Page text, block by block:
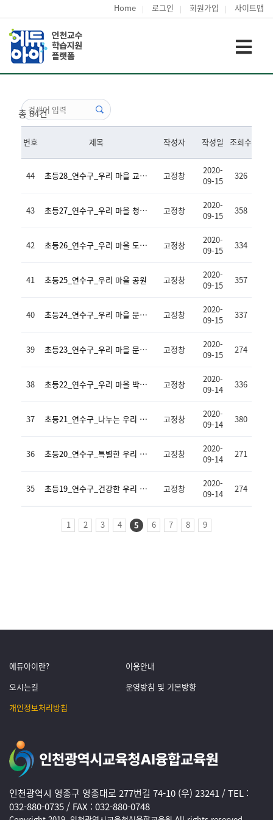
Home 로그인 회원가입 사이트맵
총 84건
번호 제목 작성자 작성일 조회수
44 초등28_연수구_우리 마을 교육시설 고정창
2020-
09-15
326
43 초등27_연수구_우리 마을 청소년시설 고정창
2020-
09-15
358
42 초등26_연수구_우리 마을 도서관 고정창
2020-
09-15
334
41 초등25_연수구_우리 마을 공원 고정창
2020-
09-15
357
40 초등24_연수구_우리 마을 문화예술2 고정창
2020-
09-15
337
39 초등23_연수구_우리 마을 문화예술1 고정창
2020-
09-15
274
38 초등22_연수구_우리 마을 박물관 고정창
2020-
09-14
336
37 초등21_연수구_나누는 우리 마을 고정창
2020-
09-14
380
36 초등20_연수구_특별한 우리 마을 고정창
2020-
09-14
271
35 초등19_연수구_건강한 우리 마을2 고정창
2020-
09-14
274
1 2 3 4 5 6 7 8 9
에듀아이란?
이용안내
오시는길
운영방침 및 기본방향
개인정보처리방침
인천광역시 영종구 영종대로 277번길 74-10 (우) 23241 / TEL :
032-880-0735 / FAX : 032-880-0748